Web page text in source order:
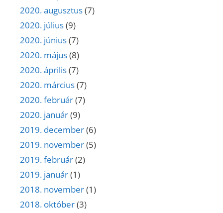
2020. augusztus(7)
2020. július(9)
2020. június(7)
2020. május(8)
2020. április(7)
2020. március(7)
2020. február(7)
2020. január(9)
2019. december(6)
2019. november(5)
2019. február(2)
2019. január(1)
2018. november(1)
2018. október(3)